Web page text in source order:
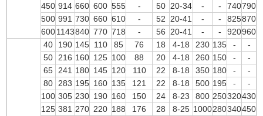
450 914 660 600 555 - 50 20-34 - - 740790
500 991 730 660 610 - 52 20-41 - - 825870
6001143840 770 718 - 56 20-41 - - 920960
40 190 145 110 85 76 18 4-18 230 135 -
-
50
216 160 125 100 88 20 4-18 260 150 -
-
65
241 180 145 120 110 22 8-18 350 180 -
-
80
283 195 160 135 121 22 8-18 500 195 -
-
100 305 230 190 160 150 24 8-23 800 250320430
125 381 270 220 188 176 28 8-25 1000280340450